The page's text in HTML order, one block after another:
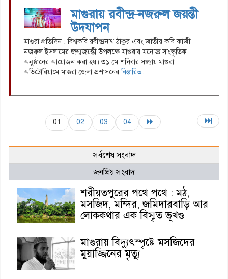
মাগুরায় রবীন্দ্র-নজরুল জয়ন্তী
উদযাপন
মাগুরা প্রতিদিন : বিশ্বকবি রবীন্দ্রনাথ ঠাকুর এবং জাতীয় কবি কাজী
নজরুল ইসলামের জন্মজয়ন্তী উপলক্ষে মাগুরায় মনোজ্ঞ সাংস্কৃতিক
অনুষ্ঠানের আয়োজন করা হয়। ৩১ মে শনিবার সন্ধ্যায় মাগুরা
অডিটোরিয়ামে মাগুরা জেলা প্রশাসনেরবিস্তারিত..
01 02 03 04
সর্বশেষ সংবাদ
জনপ্রিয় সংবাদ
শরীয়তপুরের পথে পথে : মঠ,
মসজিদ, মন্দির, জমিদারবাড়ি আর
লোককথার এক বিস্মৃত ভূখণ্ড
মাগুরায় বিদ্যুৎস্পৃষ্টে মসজিদের
মুয়াজ্জিনের মৃত্যু